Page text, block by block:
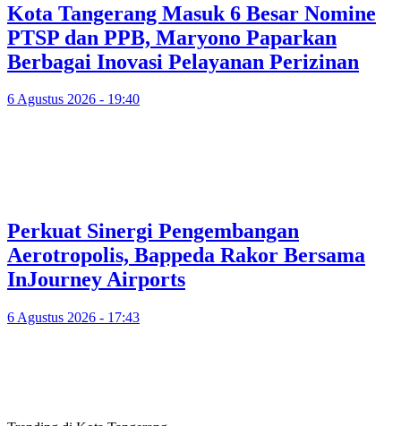
Kota Tangerang Masuk 6 Besar Nomine
PTSP dan PPB, Maryono Paparkan
Berbagai Inovasi Pelayanan Perizinan
6 Agustus 2026 - 19:40
Perkuat Sinergi Pengembangan
Aerotropolis, Bappeda Rakor Bersama
InJourney Airports
6 Agustus 2026 - 17:43